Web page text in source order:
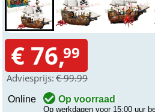
€ 76,99
Adviesprijs: € 99.99
Online Op voorraad
Op werkdagen voor 15:00 uur